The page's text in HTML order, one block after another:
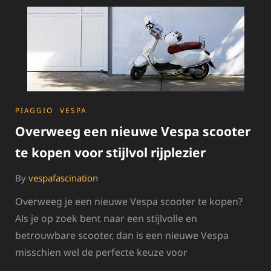
VOORDELIG!
CATEGORIES
PIAGGIO VESPA
Overweeg een nieuwe Vespa scooter
te kopen voor stijlvol rijplezier
By vespafascination
Overweeg je een nieuwe Vespa scooter te kopen?
Als je op zoek bent naar een stijlvolle en
betrouwbare scooter, dan is een nieuwe Vespa
misschien wel de perfecte keuze voor